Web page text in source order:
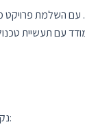
. עם השלמת פרויקט
נקודות עיקריות: